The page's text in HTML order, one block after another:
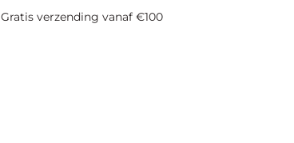
Gratis verzending vanaf €100